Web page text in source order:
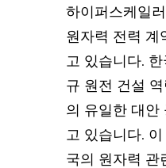
하이퍼스케일
원자력 전력 계
고 있습니다.
규 원전 건설
의 유일한 대안
고 있습니다.
국의 원자력 관